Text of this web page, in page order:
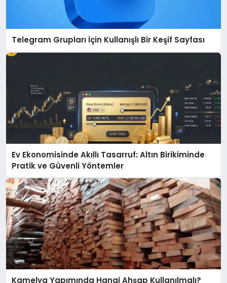
Telegram Grupları İçin Kullanışlı Bir Keşif Sayfası
Ev Ekonomisinde Akıllı Tasarruf: Altın Birikiminde
Pratik ve Güvenli Yöntemler
Kamelya Yapımında Hangi Ahşap Kullanılmalı?